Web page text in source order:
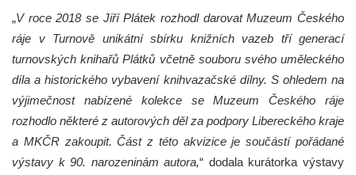
„V roce 2018 se Jiří Plátek rozhodl darovat Muzeum Českého
ráje v Turnově unikátní sbírku knižních vazeb tří generací
turnovských knihařů Plátků včetně souboru svého uměleckého
díla a historického vybavení knihvazačské dílny. S ohledem na
výjimečnost nabízené kolekce se Muzeum Českého ráje
rozhodlo některé z autorových děl za podpory Libereckého kraje
a MKČR zakoupit. Část z této akvizice je součástí pořádané
výstavy k 90. narozeninám autora,“ dodala kurátorka výstavy